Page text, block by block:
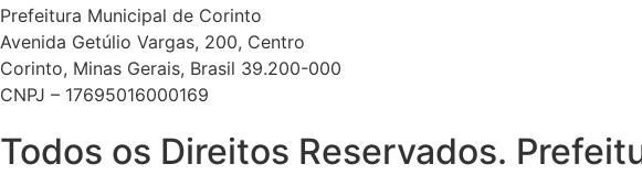
Prefeitura Municipal de Corinto
Avenida Getúlio Vargas, 200, Centro
Corinto, Minas Gerais, Brasil 39.200-000
CNPJ – 17695016000169
Todos os Direitos Reservados.